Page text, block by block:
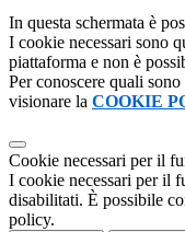
In questa schermata è
I cookie necessari sono
piattaforma e non è
Per conoscere quali
visionare la COOKIE
Cookie necessari per il
I cookie necessari per il
disabilitati. È possibile
policy.